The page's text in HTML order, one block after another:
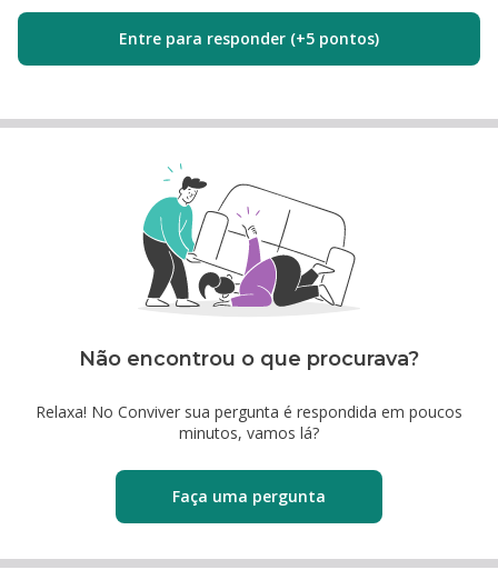
Entre para responder (+5 pontos)
Não encontrou o que procurava?
Relaxa! No Conviver sua pergunta é respondida em poucos
minutos, vamos lá?
Faça uma pergunta